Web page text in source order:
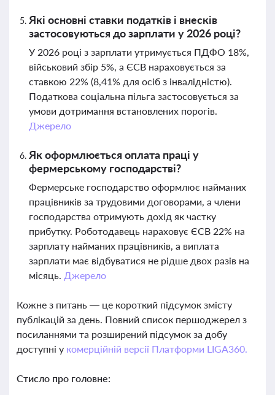
Які основні ставки податків і внесків
застосовуються до зарплати у 2026 році?
У 2026 році з зарплати утримується ПДФО 18%,
військовий збір 5%, а ЄСВ нараховується за
ставкою 22% (8,41% для осіб з інвалідністю).
Податкова соціальна пільга застосовується за
умови дотримання встановлених порогів.
Джерело
Як оформлюється оплата праці у
фермерському господарстві?
Фермерське господарство оформлює найманих
працівників за трудовими договорами, а члени
господарства отримують дохід як частку
прибутку. Роботодавець нараховує ЄСВ 22% на
зарплату найманих працівників, а виплата
зарплати має відбуватися не рідше двох разів на
місяць. Джерело
Кожне з питань — це короткий підсумок змісту
публікацій за день. Повний список першоджерел з
посиланнями та розширений підсумок за добу
доступні у комерційній версії Платформи LIGA360.
Стисло про головне: